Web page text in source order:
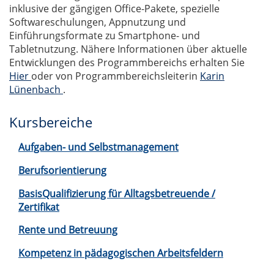
inklusive der gängigen Office-Pakete, spezielle
Softwareschulungen, Appnutzung und
Einführungsformate zu Smartphone- und
Tabletnutzung. Nähere Informationen über aktuelle
Entwicklungen des Programmbereichs erhalten Sie
Hier oder von Programmbereichsleiterin Karin
Lünenbach .
Kursbereiche
Aufgaben- und Selbstmanagement
Berufsorientierung
BasisQualifizierung für Alltagsbetreuende /
Zertifikat
Rente und Betreuung
Kompetenz in pädagogischen Arbeitsfeldern